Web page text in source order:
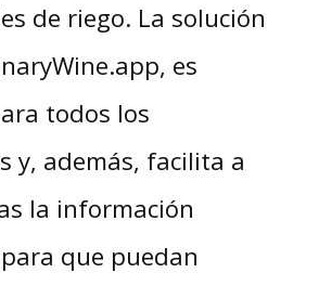
de riego. La solución
es
todos los
y, además, facilita a
la información
que puedan